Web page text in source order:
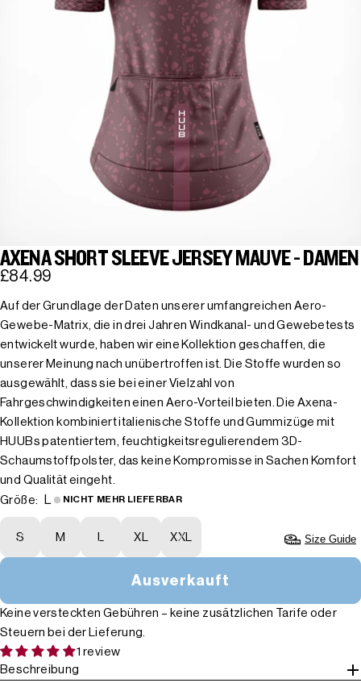
AXENA SHORT SLEEVE JERSEY MAUVE - DAMEN
£84.99
Auf der Grundlage der Daten unserer umfangreichen Aero-
Gewebe-Matrix, die in drei Jahren Windkanal- und Gewebetests
entwickelt wurde, haben wir eine Kollektion geschaffen, die
unserer Meinung nach unübertroffen ist. Die Stoffe wurden so
ausgewählt, dass sie bei einer Vielzahl von
Fahrgeschwindigkeiten einen Aero-Vorteil bieten. Die Axena-
Kollektion kombiniert italienische Stoffe und Gummizüge mit
HUUBs patentiertem, feuchtigkeitsregulierendem 3D-
Schaumstoffpolster, das keine Kompromisse in Sachen Komfort
und Qualität eingeht.
Größe:
L NICHT MEHR LIEFERBAR
S M L XL XXL Size Guide
Ausverkauft
Keine versteckten Gebühren – keine zusätzlichen Tarife oder
Steuern bei der Lieferung.
1 review
Beschreibung